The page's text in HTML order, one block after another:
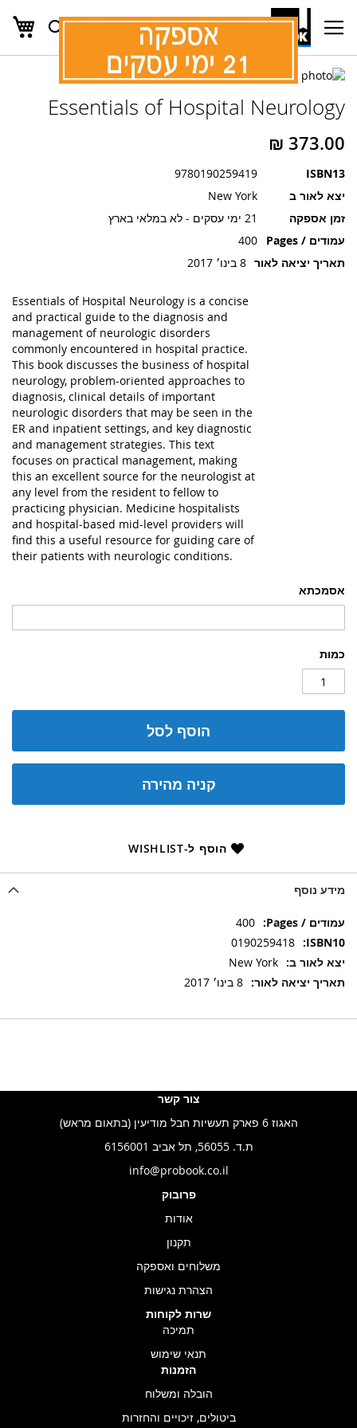
Skip
Content
חפש
אסמכתא
כמות
הוסף לסל
קניה מהירה
הוסף ל-WISHLIST
Essentials of Hospital Neurology
ISBN13
9780190259419
יצא לאור ב
New York
זמן אספקה
21 ימי עסקים - לא במלאי בארץ
עמודים / Pages
400
תאריך יציאה לאור 8 בינו׳ 2017
Essentials of Hospital Neurology is a concise
and practical guide to the diagnosis and
management of neurologic disorders
commonly encountered in hospital practice.
This book discusses the business of hospital
neurology, problem-oriented approaches to
diagnosis, clinical details of important
neurologic disorders that may be seen in the
ER and inpatient settings, and key diagnostic
and management strategies. This text
focuses on practical management, making
this an excellent source for the neurologist at
any level from the resident to fellow to
practicing physician. Medicine hospitalists
and hospital-based mid-level providers will
find this a useful resource for guiding care of
their patients with neurologic conditions.
לדלג
של
גלריית
תמונות
להתחלה
של
גלריית
תמונות
מידע נוסף
מידע
נוסף
400
0190259418
New York
8 בינו׳ 2017
צור קשר
האגוז 6 פארק תעשיות חבל מודיעין (בתאום מראש)
ת.ד. 56055, תל אביב 6156001
info@probook.co.il
פרובוק
אודות
תקנון
משלוחים ואספקה
הצהרת נגישות
שרות לקוחות
תמיכה
תנאי שימוש
הזמנות
הובלה ומשלוח
ביטולים, זיכויים והחזרות